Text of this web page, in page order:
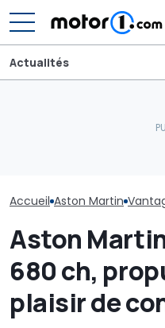
Actualités
Accueil Aston Martin
Aston
680 ch,
plaisir de